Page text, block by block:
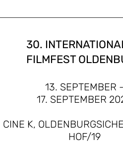
30.
FILMFEST
13. SEPTEMBER -
17. SEPTEMBER
K,
HOF/19